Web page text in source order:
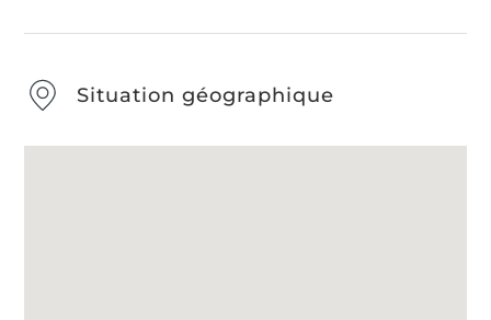
Situation géographique